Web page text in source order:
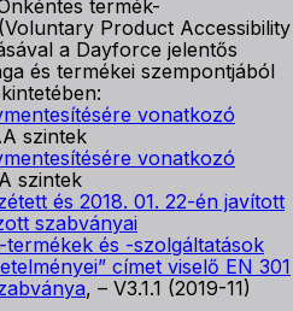
termék-
Product Accessibility
a Dayforce jelentős
és termékei szempontjából
vonatkozó
szintek
vonatkozó
szintek
és 2018. 01. 22-én javított
szabványai
és -szolgáltatások
címet viselő EN 301
, – V3.1.1 (2019-11)